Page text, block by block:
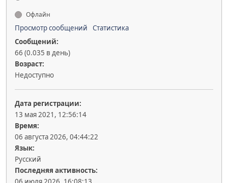
Офлайн
Просмотр сообщений
Статистика
Сообщений:
66 (0.035 в день)
Возраст:
Недоступно
Дата регистрации:
13 мая 2021, 12:56:14
Время:
06 августа 2026, 04:44:22
Язык:
Русский
Последняя активность: